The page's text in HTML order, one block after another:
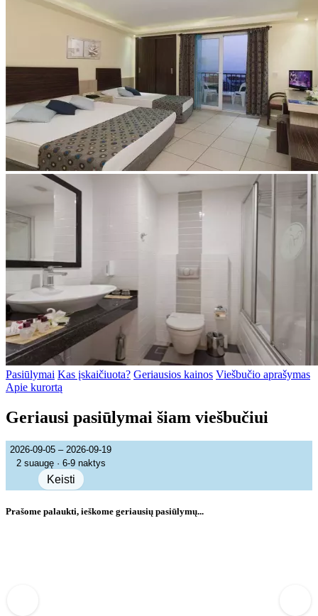
Pasiūlymai Kas įskaičiuota? Geriausios kainos Viešbučio aprašymas
Apie kurortą
Geriausi pasiūlymai šiam viešbučiui
2026-09-05 – 2026-09-19
2 suaugę · 6-9 naktys
Keisti
Prašome palaukti, ieškome geriausių pasiūlymų...